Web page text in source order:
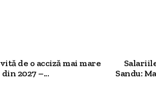
de o acciză mai mare
din 2027 –...
Sandu: